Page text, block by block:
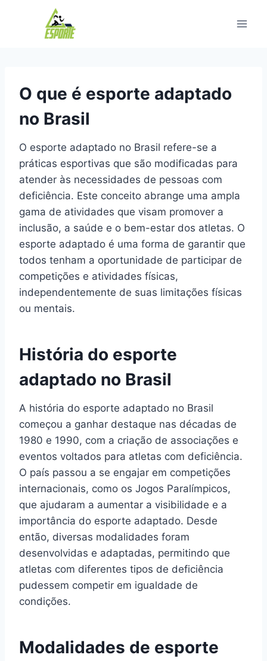
O que é esporte adaptado
no Brasil
O esporte adaptado no Brasil refere-se a
práticas esportivas que são modificadas para
atender às necessidades de pessoas com
deficiência. Este conceito abrange uma ampla
gama de atividades que visam promover a
inclusão, a saúde e o bem-estar dos atletas. O
esporte adaptado é uma forma de garantir que
todos tenham a oportunidade de participar de
competições e atividades físicas,
independentemente de suas limitações físicas
ou mentais.
História do esporte
adaptado no Brasil
A história do esporte adaptado no Brasil
começou a ganhar destaque nas décadas de
1980 e 1990, com a criação de associações e
eventos voltados para atletas com deficiência.
O país passou a se engajar em competições
internacionais, como os Jogos Paralímpicos,
que ajudaram a aumentar a visibilidade e a
importância do esporte adaptado. Desde
então, diversas modalidades foram
desenvolvidas e adaptadas, permitindo que
atletas com diferentes tipos de deficiência
pudessem competir em igualdade de
condições.
Modalidades de esporte